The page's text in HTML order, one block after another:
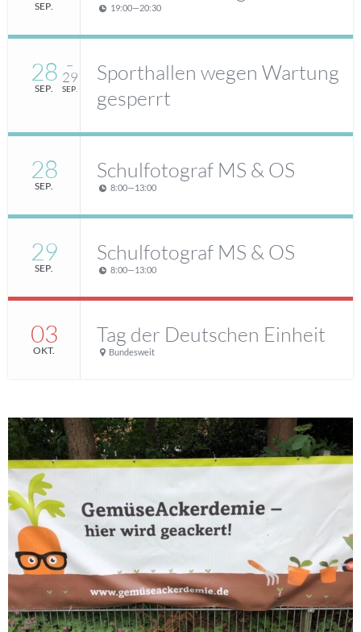
SEP. 19:00—20:30
28
SEP.
–
29
SEP.
Sporthallen wegen Wartung
gesperrt
28
SEP.
Schulfotograf MS & OS
8:00—13:00
29
SEP.
Schulfotograf MS & OS
8:00—13:00
03
OKT.
Tag der Deutschen Einheit
Bundesweit